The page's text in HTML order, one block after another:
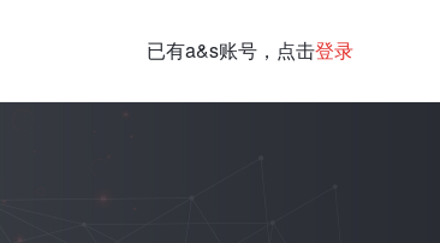
已有a&s账号，点击登录